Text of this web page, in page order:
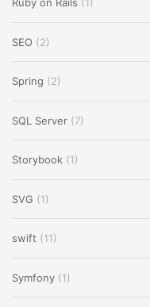
Ruby on Rails (1)
SEO (2)
Spring (2)
SQL Server (7)
Storybook (1)
SVG (1)
swift (11)
Symfony (1)